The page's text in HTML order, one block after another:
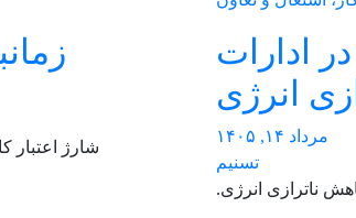
ادارات
انرژی
مرداد ۱۴, ۱۴۰۵
تسنیم
ناترازی انرژی.
شارژ اعتبار